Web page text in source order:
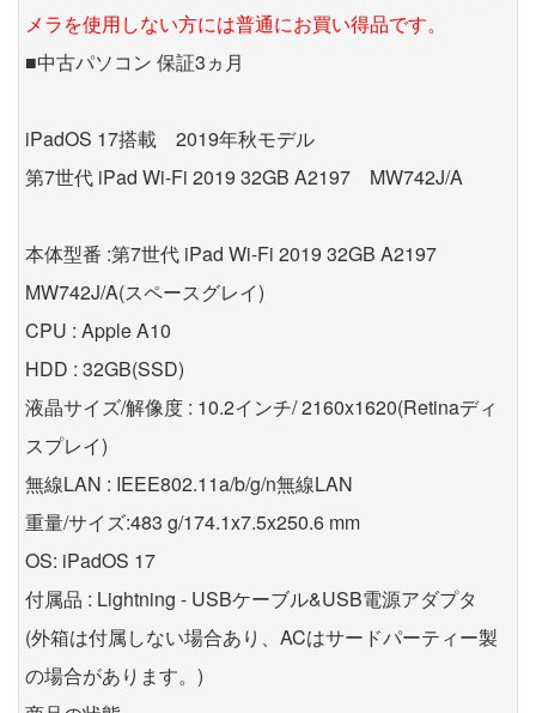
メラを使用しない方には普通にお買い得品です。
■中古パソコン 保証3ヵ月
iPadOS 17搭載 2019年秋モデル
第7世代 iPad Wi-Fi 2019 32GB A2197 MW742J/A
本体型番 :第7世代 iPad Wi-Fi 2019 32GB A2197
MW742J/A(スペースグレイ)
CPU : Apple A10
HDD : 32GB(SSD)
液晶サイズ/解像度 : 10.2インチ/ 2160x1620(Retinaディ
スプレイ)
無線LAN : IEEE802.11a/b/g/n無線LAN
重量/サイズ:483 g/174.1x7.5x250.6 mm
OS: iPadOS 17
付属品 : Lightning - USBケーブル&USB電源アダプタ
(外箱は付属しない場合あり、ACはサードパーティー製
の場合があります。)